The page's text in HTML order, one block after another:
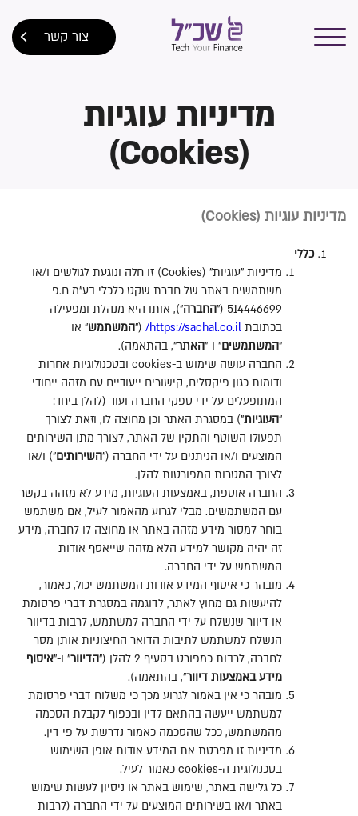
צור קשר
מדיניות עוגיות
(Cookies)
מדיניות עוגיות (Cookies)
כללי
מדיניות "עוגיות" (Cookies) זו חלה ונוגעת לגולשים ו/או
משתמשים באתר של חברת שקט כלכלי בע״מ ח.פ
514446699 ("
החברה"), אותו היא מנהלת ומפעילה
בכתובת https://sachal.co.il/
("המשתמש" או
"המשתמשים" ו-"האתר", בהתאמה).
החברה עושה שימוש ב-cookies
ובטכנולוגיות אחרות
ודומות כגון פיקסלים, קישורים ייעודיים עם מזהה ייחודי
המתופעלים על ידי ספקי החברה ועוד (להלן ביחד:
"העוגיות") במסגרת האתר וכן מחוצה לו, וזאת לצורך
תפעולו השוטף והתקין של האתר, לצורך מתן השירותים
המוצעים ו/או הניתנים על ידי החברה ("השירותים") ו/או
לצורך המטרות המפורטות להלן.
החברה אוספת, באמצעות העוגיות, מידע לא מזהה בקשר
עם המשתמשים. מבלי לגרוע מהאמור לעיל, אם משתמש
בוחר למסור מידע מזהה באתר או מחוצה לו לחברה, מידע
זה יהיה מקושר למידע הלא מזהה שייאסף אודות
המשתמש על ידי החברה.
מובהר כי איסוף המידע אודות המשתמש יכול, כאמור,
להיעשות גם מחוץ לאתר, לדוגמה במסגרת דברי פרסומת
או דיוור שנשלח על ידי החברה למשתמש, לרבות בדיוור
הנשלח למשתמש לתיבות הדואר החיצוניות אותן מסר
לחברה, לרבות כמפורט בסעיף להלן ("הדיוור" ו-"איסוף
מידע באמצעות דיוור", בהתאמה).
מובהר כי אין באמור לגרוע מכך כי משלוח דברי פרסומת
למשתמש ייעשה בהתאם לדין ובכפוף לקבלת הסכמה
מהמשתמש, ככל שהסכמה כאמור נדרשת על פי דין.
מדיניות זו מפרטת את המידע אודות אופן השימוש
בטכנולוגית ה-cookies כאמור לעיל.
כל גלישה באתר, שימוש באתר או ניסיון לעשות שימוש
באתר ו/או בשירותים המוצעים על ידי החברה (לרבות